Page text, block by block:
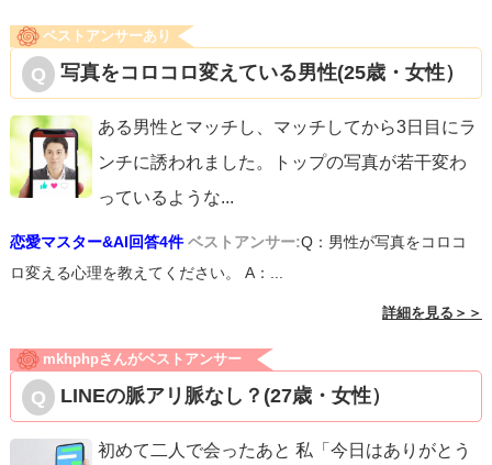
ベストアンサーあり
写真をコロコロ変えている男性(25歳・女性）
ある男性とマッチし、マッチしてから3日目にラ
ンチに誘われました。トップの写真が若干変わ
っているような...
恋愛マスター&AI回答4件 ベストアンサー:Q：男性が写真をコロコ
ロ変える心理を教えてください。 A：...
詳細を見る＞＞
mkhphpさんがベストアンサー
LINEの脈アリ脈なし？(27歳・女性）
初めて二人で会ったあと 私「今日はありがとう